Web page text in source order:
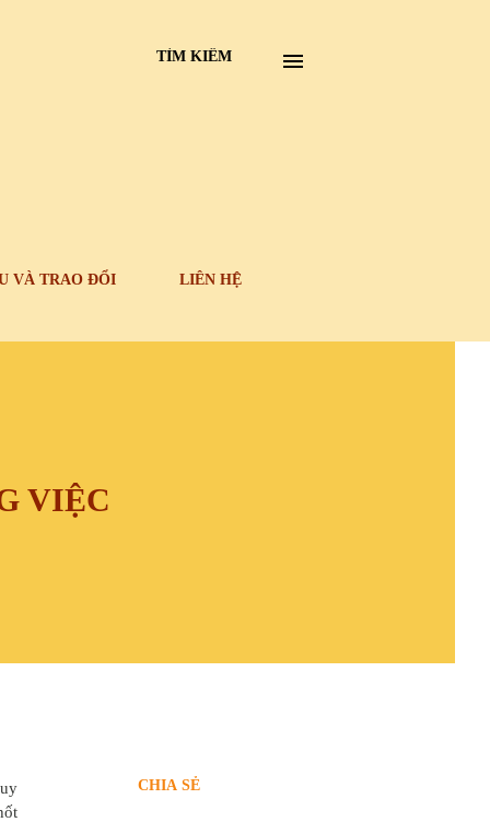
TÌM KIẾM
VÀ TRAO ĐỔI LIÊN HỆ
VIỆC
CHIA SẺ